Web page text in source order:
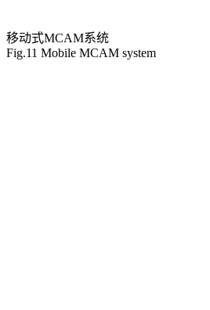
移动式MCAM系统
Fig.11 Mobile MCAM system